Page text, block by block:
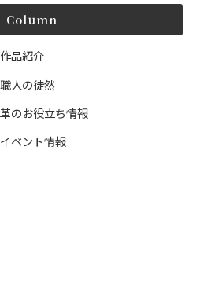
Column
作品紹介
職人の徒然
革のお役立ち情報
イベント情報